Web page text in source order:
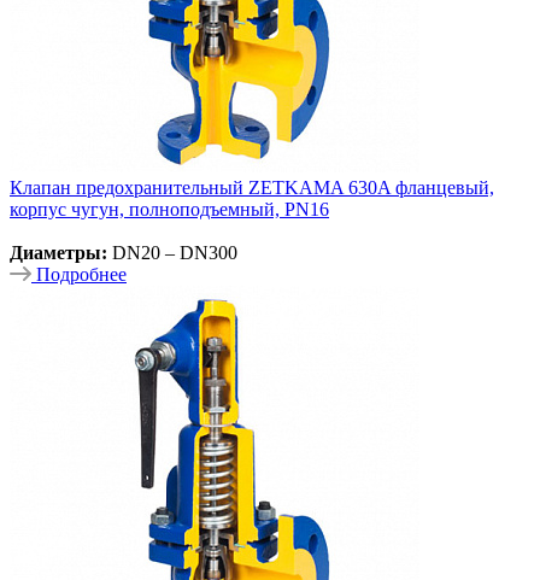
Клапан предохранительный ZETKAMA 630A фланцевый,
корпус чугун, полноподъемный, PN16
Диаметры: DN20 – DN300
Подробнее